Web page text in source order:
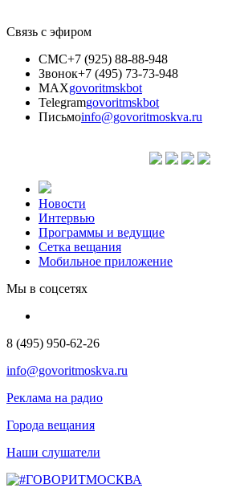
Связь с эфиром
СМС+7 (925) 88-88-948
Звонок+7 (495) 73-73-948
MAXgovoritmskbot
Telegramgovoritmskbot
Письмоinfo@govoritmoskva.ru
Новости
Интервью
Программы и ведущие
Сетка вещания
Мобильное приложение
Мы в соцсетях
8 (495) 950-62-26
info@govoritmoskva.ru
Реклама на радио
Города вещания
Наши слушатели